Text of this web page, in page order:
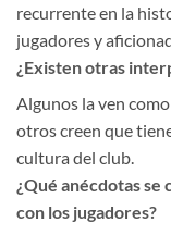
recurrente en la
jugadores y
¿Existen otras
Algunos la ven
otros creen que
cultura del club.
¿Qué anécdotas
con los jugadores?